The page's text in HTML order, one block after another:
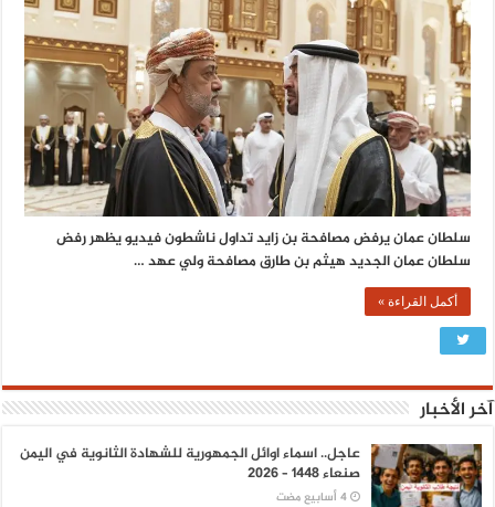
سلطان عمان يرفض مصافحة بن زايد تداول ناشطون فيديو يظهر رفض
سلطان عمان الجديد هيثم بن طارق مصافحة ولي عهد …
أكمل القراءة »
آخر الأخبار
عاجل.. اسماء اوائل الجمهورية للشهادة الثانوية في اليمن
صنعاء 1448 – 2026